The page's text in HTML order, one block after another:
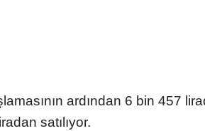
ardından 6 bin 457
satılıyor.